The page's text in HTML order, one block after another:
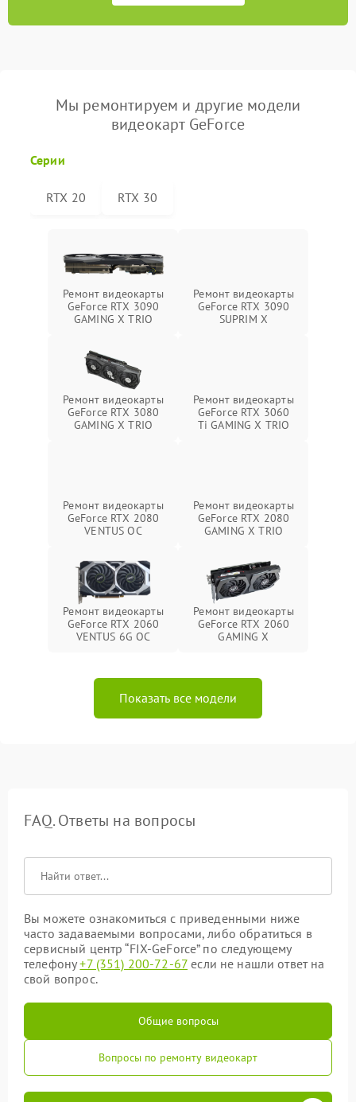
Мы ремонтируем и другие модели
видеокарт GeForce
Серии
RTX 20 RTX 30
Ремонт видеокарты
GeForce RTX 3090
GAMING X TRIO
Ремонт видеокарты
GeForce RTX 3090
SUPRIM X
Ремонт видеокарты
GeForce RTX 3080
GAMING X TRIO
Ремонт видеокарты
GeForce RTX 3060
Ti GAMING X TRIO
Ремонт видеокарты
GeForce RTX 2080
VENTUS OC
Ремонт видеокарты
GeForce RTX 2080
GAMING X TRIO
Ремонт видеокарты
GeForce RTX 2060
VENTUS 6G OC
Ремонт видеокарты
GeForce RTX 2060
GAMING X
Показать все модели
FAQ. Ответы на вопросы
Вы можете ознакомиться с приведенными ниже
часто задаваемыми вопросами, либо обратиться в
сервисный центр “FIX-GeForce” по следующему
телефону+7 (351) 200-72-67 если не нашли ответ на
свой вопрос.
Общие вопросы
Вопросы по ремонту видеокарт